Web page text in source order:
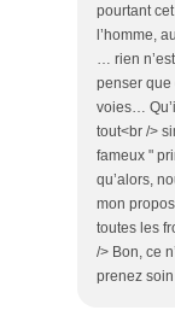
pourtant
l’homme,
… rien
penser que
voies…
tout<br />
fameux "
qu’alors,
mon
toutes les
/> Bon, ce
prenez